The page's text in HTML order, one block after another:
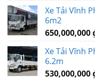
Xe Tải Vĩnh
6m2
650,000,000
Xe Tải Vĩnh
6.2m
530,000,000